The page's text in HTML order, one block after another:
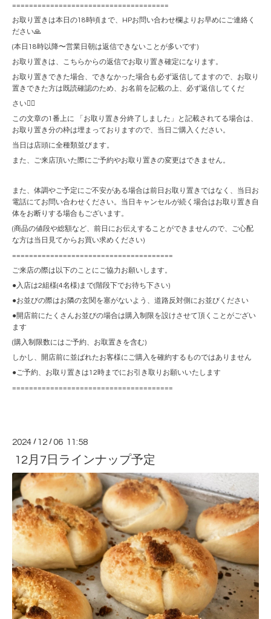
=====================================
お取り置きは本日の18時頃まで、HPお問い合わせ欄よりお早めにご連絡く
ださい🙏
(本日18時以降〜営業日朝は返信できないことが多いです)
お取り置きは、こちらからの返信でお取り置き確定になります。
お取り置きできた場合、できなかった場合も必ず返信してますので、お取り
置きできた方は既読確認のため、お名前を記載の上、必ず返信してくだ
さい🙇‍♀️
この文章の1番上に 「お取り置き分終了しました」と記載されてる場合は、
お取り置き分の枠は埋まっておりますので、当日ご購入ください。
当日は店頭に全種類並びます。
また、ご来店頂いた際にご予約やお取り置きの変更はできません。
また、体調やご予定にご不安がある場合は前日お取り置きではなく、当日お
電話にてお問い合わせください。当日キャンセルが続く場合はお取り置き自
体をお断りする場合もございます。
(商品の値段や総額など、前日にお伝えすることができませんので、ご心配
な方は当日見てからお買い求めください)
======================================
ご来店の際は以下のことにご協力お願いします。
●入店は2組様(4名様)まで(階段下でお待ち下さい)
●お並びの際はお隣の玄関を塞がないよう、道路反対側にお並びください
●開店前にたくさんお並びの場合は購入制限を設けさせて頂くことがござい
ます
(購入制限数にはご予約、お取置きを含む)
しかし、開店前に並ばれたお客様にご購入を確約するものではありません
●ご予約、お取り置きは12時までにお引き取りお願いいたします
======================================
2024 / 12 /06 11:58
12月7日ラインナップ予定